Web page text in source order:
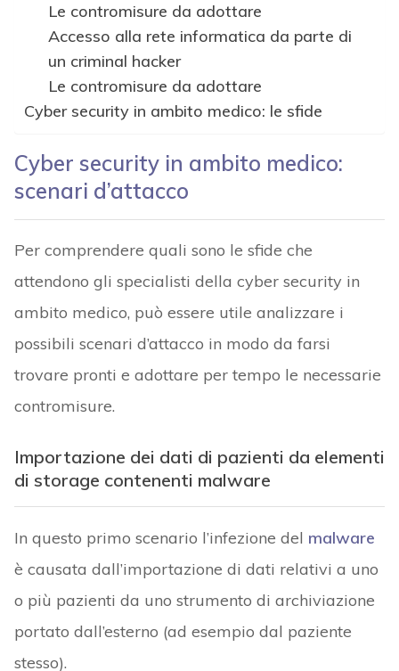
Le contromisure da adottare
Accesso alla rete informatica da parte di
un criminal hacker
Le contromisure da adottare
Cyber security in ambito medico: le sfide
Cyber security in ambito medico:
scenari d’attacco
Per comprendere quali sono le sfide che
attendono gli specialisti della cyber security in
ambito medico, può essere utile analizzare i
possibili scenari d’attacco in modo da farsi
trovare pronti e adottare per tempo le necessarie
contromisure.
Importazione dei dati di pazienti da elementi
di storage contenenti malware
In questo primo scenario l’infezione del malware
è causata dall’importazione di dati relativi a uno
o più pazienti da uno strumento di archiviazione
portato dall’esterno (ad esempio dal paziente
stesso).